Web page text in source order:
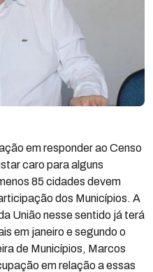
em responder ao Censo
caro para alguns
85 cidades devem
dos Municípios. A
União nesse sentido já terá
em janeiro e segundo o
de Municípios, Marcos
em relação a essas